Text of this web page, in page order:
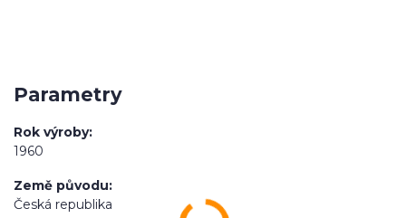
Parametry
Rok výroby
1960
Země původu
Česká republika